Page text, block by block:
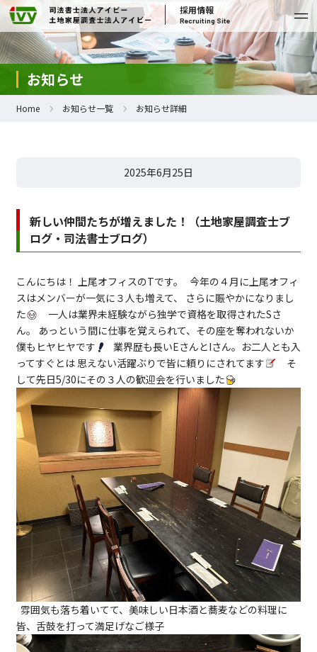
採用情報
Recruiting Site
お知らせ
Home お知らせ一覧 お知らせ詳細
2025年6月25日
新しい仲間たちが増えました！（土地家屋調査士ブ
ログ・司法書士ブログ）
こんにちは！ 上尾オフィスのTです。 今年の４月に上尾オフィ
スはメンバーが一気に３人も増えて、 さらに賑やかになりまし
た
一人は業界未経験ながら独学で資格を取得されたSさ
ん。 あっという間に仕事を覚えられて、その座を奪われないか
僕もヒヤヒヤです
業界歴も長いEさんとIさん。お二人とも入
ってすぐとは 思えない活躍ぶりで皆に頼りにされてます
そ
して先日5/30にその３人の歓迎会を行いました
雰囲気も落ち着いてて、美味しい日本酒と蕎麦などの料理に
皆、舌鼓を打って満足げなご様子